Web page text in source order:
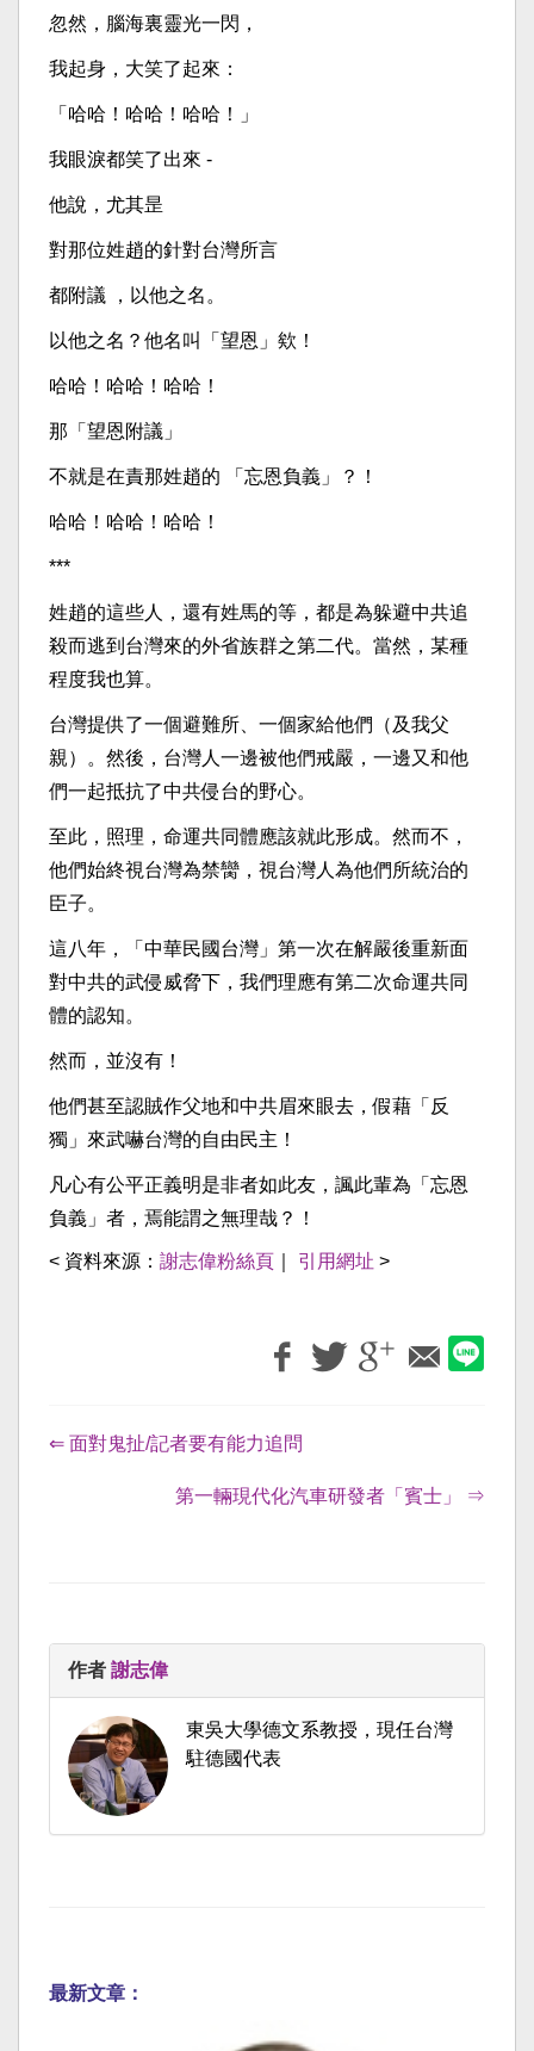
忽然，腦海裏靈光一閃，
我起身，大笑了起來：
「哈哈！哈哈！哈哈！」
我眼淚都笑了出來 -
他說，尤其昰
對那位姓趙的針對台灣所言
都附議 ，以他之名。
以他之名？他名叫「望恩」欸！
哈哈！哈哈！哈哈！
那「望恩附議」
不就是在責那姓趙的 「忘恩負義」？！
哈哈！哈哈！哈哈！
***
姓趙的這些人，還有姓馬的等，都是為躲避中共追
殺而逃到台灣來的外省族群之第二代。當然，某種
程度我也算。
台灣提供了一個避難所、一個家給他們（及我父
親）。然後，台灣人一邊被他們戒嚴，一邊又和他
們一起抵抗了中共侵台的野心。
至此，照理，命運共同體應該就此形成。然而不，
他們始終視台灣為禁臠，視台灣人為他們所統治的
臣子。
這八年，「中華民國台灣」第一次在解嚴後重新面
對中共的武侵威脅下，我們理應有第二次命運共同
體的認知。
然而，並沒有！
他們甚至認賊作父地和中共眉來眼去，假藉「反
獨」來武嚇台灣的自由民主！
凡心有公平正義明是非者如此友，諷此輩為「忘恩
負義」者，焉能謂之無理哉？！
< 資料來源： 謝志偉粉絲頁 引用網址 >
⇐ 面對鬼扯/記者要有能力追問
第一輛現代化汽車研發者「賓士」 ⇒
作者 謝志偉
東吳大學德文系教授，現任台灣
駐德國代表
最新文章：